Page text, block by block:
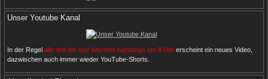
Unser Youtube Kanal
In der Regel alle drei bis vier Wochen samstags um 8 Uhr erscheint ein neues Video,
dazwischen auch immer wieder YouTube-Shorts.